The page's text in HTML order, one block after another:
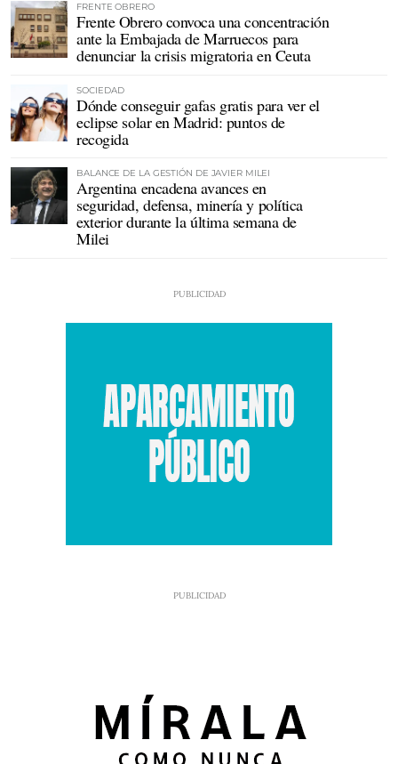
FRENTE OBRERO
Frente Obrero convoca una concentración
ante la Embajada de Marruecos para
denunciar la crisis migratoria en Ceuta
SOCIEDAD
Dónde conseguir gafas gratis para ver el
eclipse solar en Madrid: puntos de
recogida
BALANCE DE LA GESTIÓN DE JAVIER MILEI
Argentina encadena avances en
seguridad, defensa, minería y política
exterior durante la última semana de
Milei